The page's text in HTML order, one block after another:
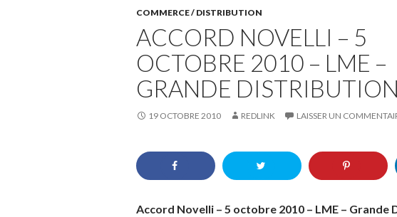
COMMERCE / DISTRIBUTION
ACCORD NOVELLI – 5
OCTOBRE 2010 – LME –
GRANDE DISTRIBUTION
19 OCTOBRE 2010 REDLINK LAISSER UN
Accord Novelli – 5 octobre 2010 – LME – Grande